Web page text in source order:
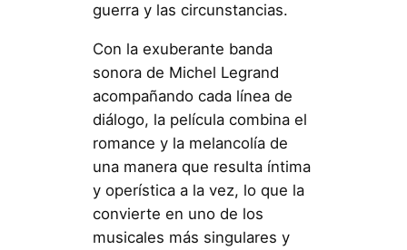
guerra y las circunstancias.
Con la exuberante banda
sonora de Michel Legrand
acompañando cada línea de
diálogo, la película combina el
romance y la melancolía de
una manera que resulta íntima
y operística a la vez, lo que la
convierte en uno de los
musicales más singulares y